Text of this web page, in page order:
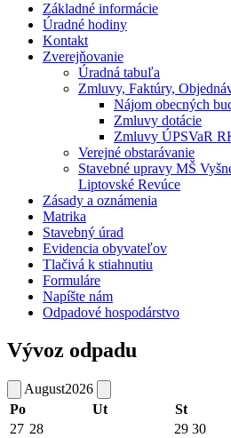
Základné informácie
Úradné hodiny
Kontakt
Zverejňovanie
Úradná tabuľa
Zmluvy, Faktúry,
Nájom obecných
Zmluvy dotácie
Zmluvy ÚPSVaR
Verejné obstarávanie
Stavebné upravy MŠ
Liptovské Revúce
Zásady a oznámenia
Matrika
Stavebný úrad
Evidencia obyvateľov
Tlačivá k stiahnutiu
Formuláre
Napíšte nám
Odpadové hospodárstvo
Vývoz odpadu
August2026
Po
Ut St
27 28 29 30